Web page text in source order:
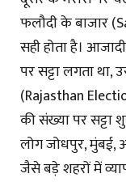
फलौदी के बाजार
सही होता है।
पर सट्टा लगता
(Rajasthan
की संख्या पर
लोग जोधपुर, मुंबई,
जैसे बड़े शहरों में